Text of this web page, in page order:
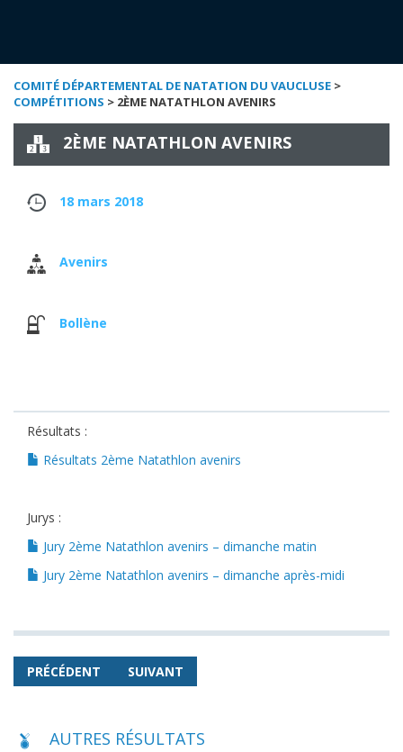
COMITÉ DÉPARTEMENTAL DE NATATION DU VAUCLUSE >
COMPÉTITIONS > 2ÈME NATATHLON AVENIRS
2ÈME NATATHLON AVENIRS
18 mars 2018
Avenirs
Bollène
Résultats :
Résultats 2ème Natathlon avenirs
Jurys :
Jury 2ème Natathlon avenirs – dimanche matin
Jury 2ème Natathlon avenirs – dimanche après-midi
PRÉCÉDENT SUIVANT
AUTRES RÉSULTATS